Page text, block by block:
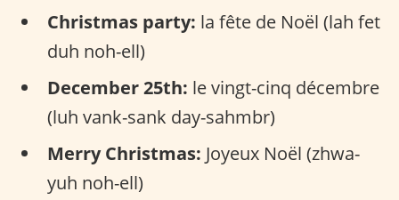
Christmas party: la fête de Noël (lah fet
duh noh-ell)
December 25th: le vingt-cinq décembre
(luh vank-sank day-sahmbr)
Merry Christmas: Joyeux Noël (zhwa-
yuh noh-ell)